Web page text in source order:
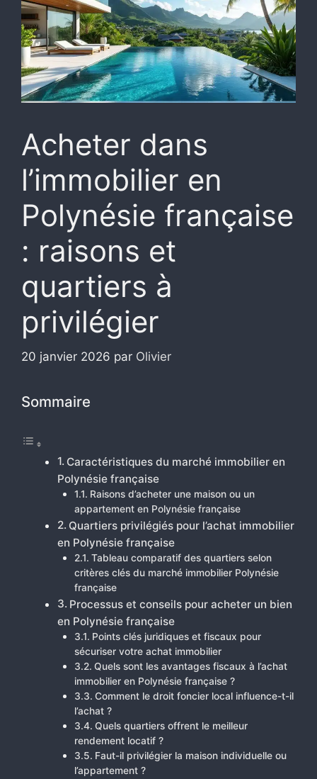
Acheter dans
l’immobilier en
Polynésie française
: raisons et
quartiers à
privilégier
20 janvier 2026 par Olivier
Sommaire
Caractéristiques du marché immobilier en
Polynésie française
Raisons d’acheter une maison ou un
appartement en Polynésie française
Quartiers privilégiés pour l’achat immobilier
en Polynésie française
Tableau comparatif des quartiers selon
critères clés du marché immobilier Polynésie
française
Processus et conseils pour acheter un bien
en Polynésie française
Points clés juridiques et fiscaux pour
sécuriser votre achat immobilier
Quels sont les avantages fiscaux à l’achat
immobilier en Polynésie française ?
Comment le droit foncier local influence-t-il
l’achat ?
Quels quartiers offrent le meilleur
rendement locatif ?
Faut-il privilégier la maison individuelle ou
l’appartement ?